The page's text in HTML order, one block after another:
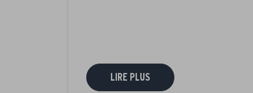
LIRE PLUS